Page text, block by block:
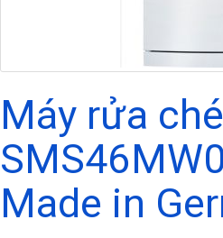
Máy rửa
Made in